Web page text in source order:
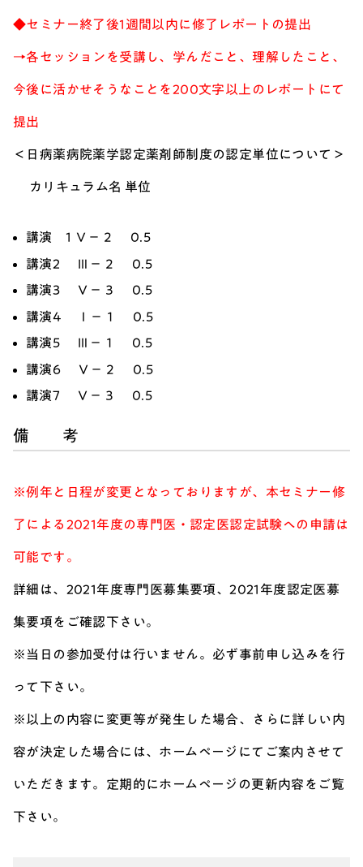
◆セミナー終了後1週間以内に修了レポートの提出
→各セッションを受講し、学んだこと、理解したこと、
今後に活かせそうなことを200文字以上のレポートにて
提出
＜日病薬病院薬学認定薬剤師制度の認定単位について＞
カリキュラム名 単位
講演 1 Ⅴ－２ 0.5
講演2 Ⅲ－２ 0.5
講演3 Ⅴ－３ 0.5
講演4 Ⅰ－１ 0.5
講演5 Ⅲ－１ 0.5
講演6 Ⅴ－２ 0.5
講演7 Ⅴ－３ 0.5
備 考
※例年と日程が変更となっておりますが、本セミナー修
了による2021年度の専門医・認定医認定試験への申請は
可能です。
詳細は、2021年度専門医募集要項、2021年度認定医募
集要項をご確認下さい。
※当日の参加受付は行いません。必ず事前申し込みを行
って下さい。
※以上の内容に変更等が発生した場合、さらに詳しい内
容が決定した場合には、ホームページにてご案内させて
いただきます。定期的にホームページの更新内容をご覧
下さい。